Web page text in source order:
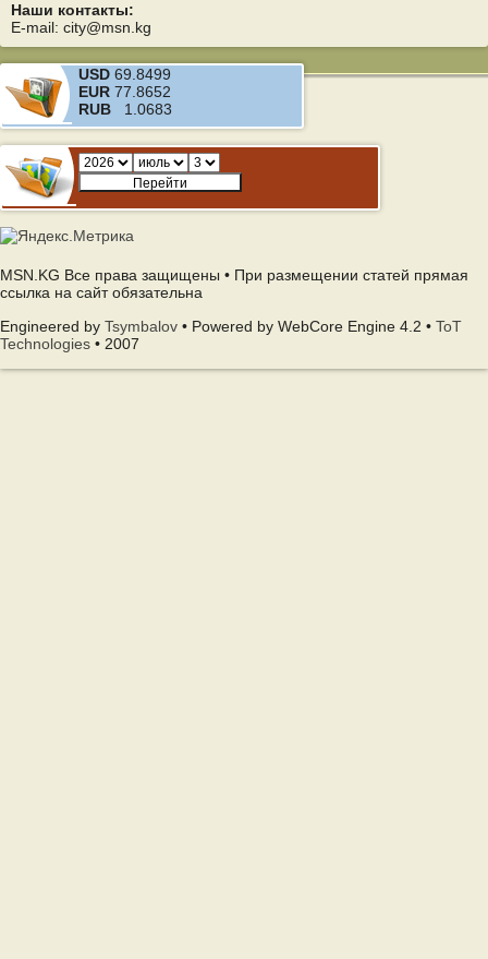
Наши контакты:
E-mail: city@msn.kg
USD 69.8499
EUR 77.8652
RUB 1.0683
MSN.KG Все права защищены • При размещении статей прямая
ссылка на сайт обязательна
Engineered by Tsymbalov • Powered by WebCore Engine 4.2 • ToT
Technologies • 2007